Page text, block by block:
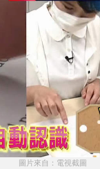
圖片來自：電視截圖